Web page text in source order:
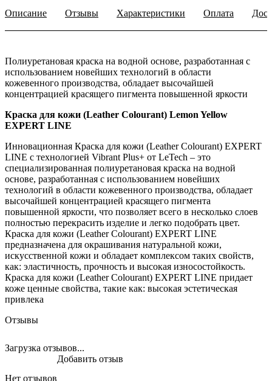
Описание Отзывы Характеристики Оплата
Полиуретановая краска на водной основе, разработанная с
использованием новейших технологий в области
кожевенного производства, обладает высочайшей
концентрацией красящего пигмента повышенной яркости
Краска для кожи (Leather Colourant) Lemon Yellow
EXPERT LINE
Инновационная Краска для кожи (Leather Colourant) EXPERT
LINE c технологией Vibrant Plus+ от LeTech – это
специализированная полиуретановая краска на водной
основе, разработанная с использованием новейших
технологий в области кожевенного производства, обладает
высочайшей концентрацией красящего пигмента
повышенной яркости, что позволяет всего в несколько слоев
полностью перекрасить изделие и легко подобрать цвет.
Краска для кожи (Leather Colourant) EXPERT LINE
предназначена для окрашивания натуральной кожи,
искусственной кожи и обладает комплексом таких свойств,
как: эластичность, прочность и высокая износостойкость.
Краска для кожи (Leather Colourant) EXPERT LINE придает
коже ценные свойства, такие как: высокая эстетическая
привлека
Отзывы
Загрузка отзывов...
Нет отзывов
Добавить отзыв